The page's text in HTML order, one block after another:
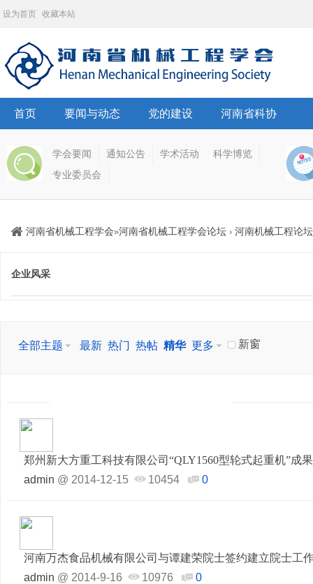
设为首页 收藏本站
首页 要闻与动态 党的建设 河南省科协
学会要闻 通知公告 学术活动
科学博览
专业委员会
河南省机械工程学会»河南省机械工程学会论坛 › 河南机械工程论坛
企业风采
新窗
全部主题 最新 热门 热帖 精华 更多
郑州新大方重工科技有限公司“QLY1560型轮式起重机”成
admin @ 2014-12-15 10454 0
河南万杰食品机械有限公司与谭建荣院士签约建立院士工
admin @ 2014-9-16 10976 0